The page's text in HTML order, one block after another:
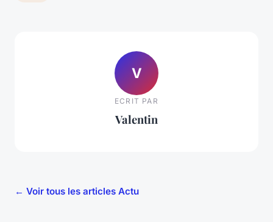
V
ECRIT PAR
Valentin
← Voir tous les articles Actu